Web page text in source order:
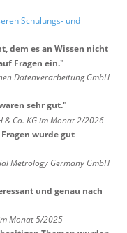
Schulungs- und
dem es an Wissen nicht
Fragen ein."
Datenverarbeitung GmbH
sehr gut."
& Co. KG im Monat 2/2026
wurde gut
Metrology Germany GmbH
und genau nach
Monat 5/2025